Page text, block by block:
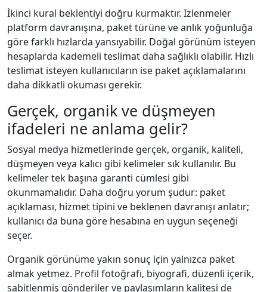
İkinci kural beklentiyi doğru kurmaktır. Izlenmeler
platform davranışına, paket türüne ve anlık yoğunluğa
göre farklı hızlarda yansıyabilir. Doğal görünüm isteyen
hesaplarda kademeli teslimat daha sağlıklı olabilir. Hızlı
teslimat isteyen kullanıcıların ise paket açıklamalarını
daha dikkatli okuması gerekir.
Gerçek, organik ve düşmeyen
ifadeleri ne anlama gelir?
Sosyal medya hizmetlerinde gerçek, organik, kaliteli,
düşmeyen veya kalıcı gibi kelimeler sık kullanılır. Bu
kelimeler tek başına garanti cümlesi gibi
okunmamalıdır. Daha doğru yorum şudur: paket
açıklaması, hizmet tipini ve beklenen davranışı anlatır;
kullanıcı da buna göre hesabına en uygun seçeneği
seçer.
Organik görünüme yakın sonuç için yalnızca paket
almak yetmez. Profil fotoğrafı, biyografi, düzenli içerik,
sabitlenmiş gönderiler ve paylaşımların kalitesi de